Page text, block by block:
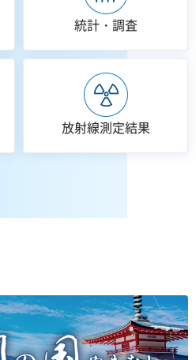
統計・調査
放射線測定結果